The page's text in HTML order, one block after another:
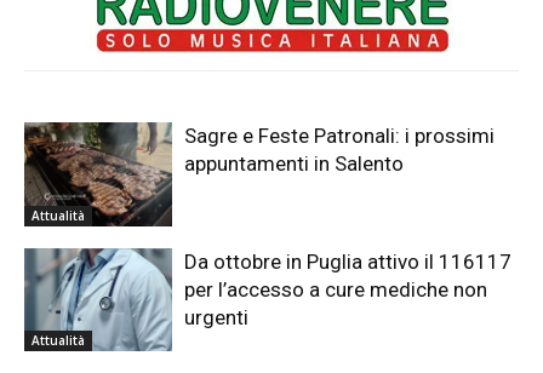
Attualità
Sagre e Feste Patronali: i prossimi
appuntamenti in Salento
Attualità
Da ottobre in Puglia attivo il 116117
per l’accesso a cure mediche non
urgenti